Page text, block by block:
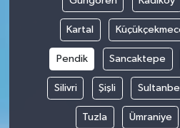
Kartal
Pendik Sancaktepe
Silivri Şişli
Tuzla Ümraniye